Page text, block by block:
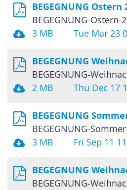
BEGEGNUNG Ostern
BEGEGNUNG-Ostern-
3 MB
Tue Mar 23
BEGEGNUNG
BEGEGNUNG-
2 MB
Thu Dec 17
BEGEGNUNG
BEGEGNUNG-
3 MB
Fri Sep 11
BEGEGNUNG
BEGEGNUNG-